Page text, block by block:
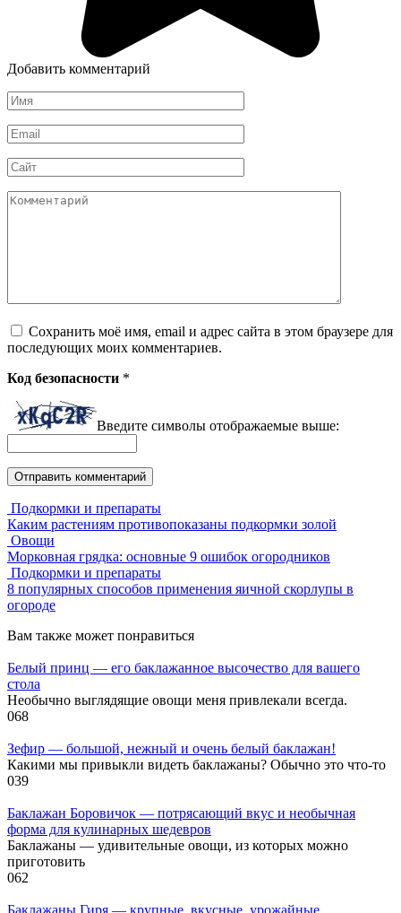
Добавить комментарий
Имя
*
Email
*
Сайт
Комментарий
Сохранить моё имя, email и адрес сайта в этом браузере для
последующих моих комментариев.
Код безопасности *
Введите символы отображаемые выше:
Подкормки и препараты
Каким растениям противопоказаны подкормки золой
Овощи
Морковная грядка: основные 9 ошибок огородников
Подкормки и препараты
8 популярных способов применения яичной скорлупы в
огороде
Вам также может понравиться
Белый принц — его баклажанное высочество для вашего
стола
Необычно выглядящие овощи меня привлекали всегда.
068
Зефир — большой, нежный и очень белый баклажан!
Какими мы привыкли видеть баклажаны? Обычно это что-то
039
Баклажан Боровичок — потрясающий вкус и необычная
форма для кулинарных шедевров
Баклажаны — удивительные овощи, из которых можно
приготовить
062